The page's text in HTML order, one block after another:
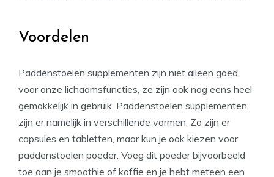
Voordelen
Paddenstoelen supplementen zijn niet alleen goed
voor onze lichaamsfuncties, ze zijn ook nog eens heel
gemakkelijk in gebruik. Paddenstoelen supplementen
zijn er namelijk in verschillende vormen. Zo zijn er
capsules en tabletten, maar kun je ook kiezen voor
paddenstoelen poeder. Voeg dit poeder bijvoorbeeld
toe aan je smoothie of koffie en je hebt meteen een